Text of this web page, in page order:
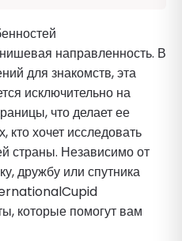
направленность. В
для знакомств, эта
исключительно на
что делает ее
хочет исследовать
страны. Независимо от
дружбу или спутника
которые помогут вам